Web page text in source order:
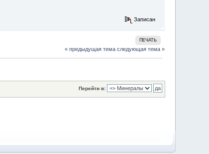
Записан
ПЕЧАТЬ
« предыдущая тема следующая тема »
Перейти в: